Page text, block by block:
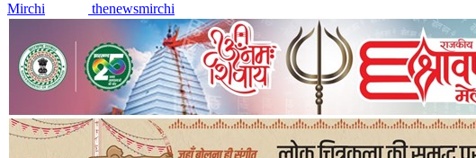
thenewsmirchi